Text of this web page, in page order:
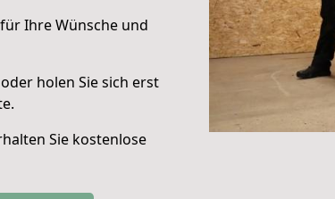
Ihre Wünsche und
holen Sie sich erst
Sie kostenlose